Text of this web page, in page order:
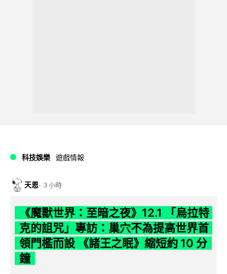
科技娛樂 遊戲情報
天恩 3 小時
《魔獸世界：至暗之夜》12.1 「烏拉特
克的詛咒」專訪：巢穴不為提高世界首
領門檻而設 《諸王之眠》縮短約 10 分
鐘